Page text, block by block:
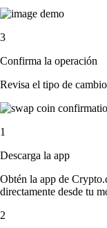
3
Confirma la operación
Revisa el tipo de
1
Descarga la app
Obtén la app de
directamente desde tu
2